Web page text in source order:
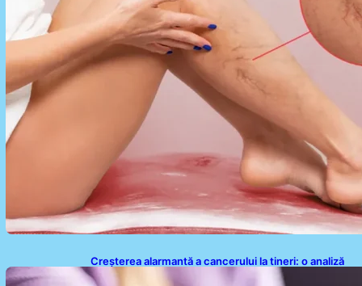
Creșterea alarmantă a cancerului la tineri: o analiză
detaliată a tendințelor globale